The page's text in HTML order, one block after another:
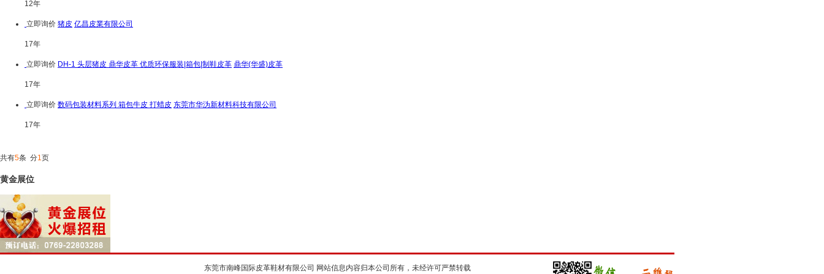
12年
立即询价 猪皮 亿昌皮業有限公司
17年
立即询价 DH-1 头层猪皮 鼎华皮革 优质环保服装|箱包|制鞋皮革 鼎华(华盛)皮革
17年
立即询价 数码包装材料系列 箱包牛皮 打蜡皮 东莞市华沩新材料科技有限公司
17年
共有5条 分1页
黄金展位
东莞市南峰国际皮革鞋材有限公司 网站信息内容归本公司所有，未经许可严禁转载